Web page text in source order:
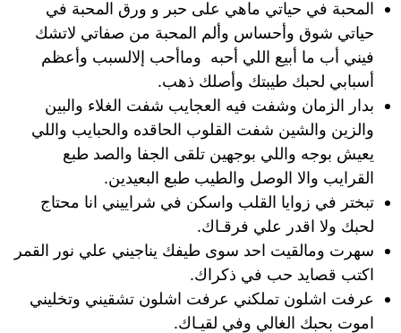
المحبة في حياتي ماهي على حبر و ورق المحبة في
حياتي شوق وأحساس وألم المحبة من صفاتي لاتشك
فيني أب ما أبيع اللي أحبه وماأحب إلالسبب وأعظم
أسبابي لحبك طيبتك وأصلك ذهب.
بدار الزمان وشفت فيه العجايب شفت الغلاء والبين
والزين والشين شفت القلوب الحاقده والحبايب واللي
يعيش بوجه واللي بوجهين تلقى الجفا والصد طبع
القرايب والا الوصل والطيب طبع البعيدين.
تبختر في زوايا القلب واسكن في شراييني انا محتاج
لحبك ولا اقدر علي فرقـاك.
سهرت ومالقيت احد سوى طيفك يناجيني علي نور القمر
اكتب قصايد حب في ذكراك.
عرفت اشلون تملكني عرفت اشلون تشقيني وتخليني
اموت بحبك الغالي وفي لقيـاك.